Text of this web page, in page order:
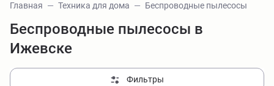
Главная Техника для дома Беспроводные пылесосы
Беспроводные пылесосы в
Ижевске
Фильтры